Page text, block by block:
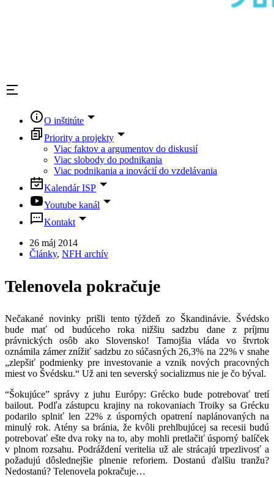
O inštitúte
Priority a projekty
Viac faktov a argumentov do diskusií
Viac slobody do podnikania
Viac podnikania a inovácií do vzdelávania
Kalendár ISP
Youtube kanál
Kontakt
26 máj 2014
Články, NFH archív
Telenovela pokračuje
Nečakané novinky prišli tento týždeň zo Škandinávie. Švédsko
bude mať od budúceho roka nižšiu sadzbu dane z príjmu
právnických osôb ako Slovensko! Tamojšia vláda vo štvrtok
oznámila zámer znížiť sadzbu zo súčasných 26,3% na 22% v snahe
„zlepšiť podmienky pre investovanie a vznik nových pracovných
miest vo Švédsku.“ Už ani ten severský socializmus nie je čo býval.
“Šokujúce” správy z juhu Európy: Grécko bude potrebovať tretí
bailout. Podľa zástupcu krajiny na rokovaniach Troiky sa Grécku
podarilo splniť len 22% z úsporných opatrení naplánovaných na
minulý rok. Atény sa bránia, že kvôli prehlbujúcej sa recesii budú
potrebovať ešte dva roky na to, aby mohli pretlačiť úsporný balíček
v plnom rozsahu. Podráždení veritelia už ale strácajú trpezlivosť a
požadujú dôslednejšie plnenie reforiem. Dostanú ďalšiu tranžu?
Nedostanú? Telenovela pokračuje…